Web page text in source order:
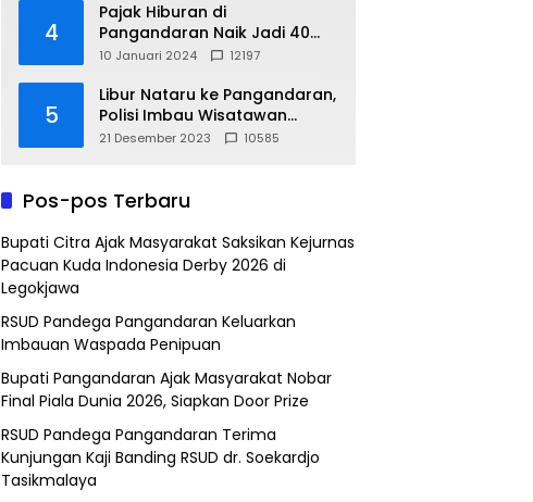
4
Pajak Hiburan di
Pangandaran Naik Jadi 40
Persen
10 Januari 2024 12197
5
Libur Nataru ke Pangandaran,
Polisi Imbau Wisatawan
Gunakan Jalur Arteri
21 Desember 2023 10585
Pos-pos Terbaru
Bupati Citra Ajak Masyarakat Saksikan Kejurnas
Pacuan Kuda Indonesia Derby 2026 di
Legokjawa
RSUD Pandega Pangandaran Keluarkan
Imbauan Waspada Penipuan
Bupati Pangandaran Ajak Masyarakat Nobar
Final Piala Dunia 2026, Siapkan Door Prize
RSUD Pandega Pangandaran Terima
Kunjungan Kaji Banding RSUD dr. Soekardjo
Tasikmalaya